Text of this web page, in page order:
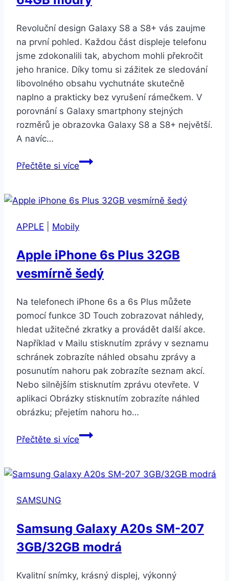
Revoluční design Galaxy S8 a S8+ vás zaujme
na první pohled. Každou část displeje telefonu
jsme zdokonalili tak, abychom mohli překročit
jeho hranice. Díky tomu si zážitek ze sledování
libovolného obsahu vychutnáte skutečně
naplno a prakticky bez vyrušení rámečkem. V
porovnání s Galaxy smartphony stejných
rozměrů je obrazovka Galaxy S8 a S8+ největší.
A navíc…
Přečtěte si víceSamsung
G950F
modrý
APPLE Mobily
Apple iPhone 6s Plus 32GB
vesmírně šedý
Na telefonech iPhone 6s a 6s Plus můžete
pomocí funkce 3D Touch zobrazovat náhledy,
hledat užitečné zkratky a provádět další akce.
Například v Mailu stisknutím zprávy v seznamu
schránek zobrazíte náhled obsahu zprávy a
posunutím nahoru pak zobrazíte seznam akcí.
Nebo silnějším stisknutím zprávu otevřete. V
aplikaci Obrázky stisknutím zobrazíte náhled
obrázku; přejetím nahoru ho…
Přečtěte si víceApple
Plus
SAMSUNG
Samsung Galaxy A20s SM-207
3GB/32GB modrá
Kvalitní snímky, krásný displej, výkonný